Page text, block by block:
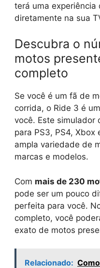
terá uma experiência
diretamente na sua
Descubra o
motos
completo
Se você é um fã de
corrida, o Ride 3 é
você. Este simulador
para PS3, PS4, Xbox
ampla variedade de
marcas e modelos.
Com mais de 230
pode ser um pouco
perfeita para você.
completo, você
exato de motos
Relacionado: